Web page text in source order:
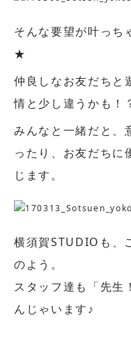
そんな要望が叶っち
★
仲良しなお友だちと
情と少し違うかも！
みんなと一緒だと、
ったり、お友だちに
じます。
横須賀STUDIOも、
のよう。
スタッフ達も「先生
んじゃいます♪